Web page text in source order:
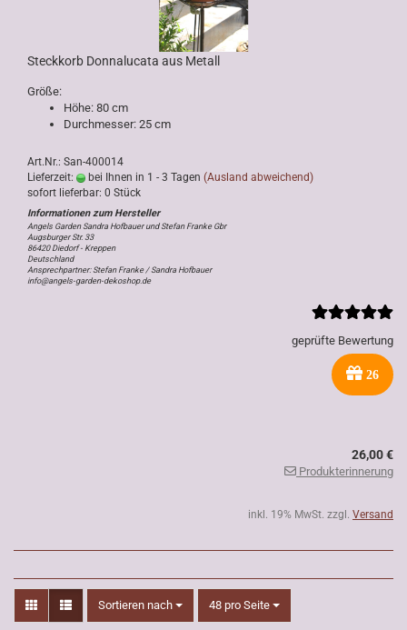
Steckkorb Donnalucata aus Metall
Größe:
Höhe: 80 cm
Durchmesser: 25 cm
Art.Nr.: San-400014
Lieferzeit:
bei Ihnen in 1 - 3 Tagen (Ausland abweichend)
sofort lieferbar: 0 Stück
Angels Garden Sandra Hofbauer und Stefan Franke Gbr
Augsburger Str. 33
86420 Diedorf - Kreppen
Deutschland
Ansprechpartner: Stefan Franke / Sandra Hofbauer
info@angels-garden-dekoshop.de
geprüfte Bewertung
26
26,00 €
Produkterinnerung
inkl. 19% MwSt. zzgl. Versand
Sortieren nach
Sortieren nach 48 pro Seite
pro Seite